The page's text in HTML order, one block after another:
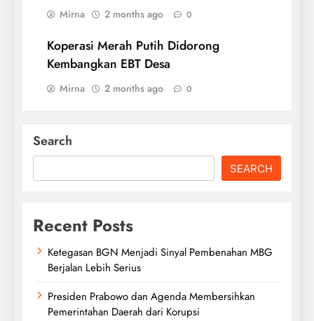
Mirna 2 months ago 0
Koperasi Merah Putih Didorong
Kembangkan EBT Desa
Mirna 2 months ago 0
Search
SEARCH
Recent Posts
Ketegasan BGN Menjadi Sinyal Pembenahan MBG
Berjalan Lebih Serius
Presiden Prabowo dan Agenda Membersihkan
Pemerintahan Daerah dari Korupsi